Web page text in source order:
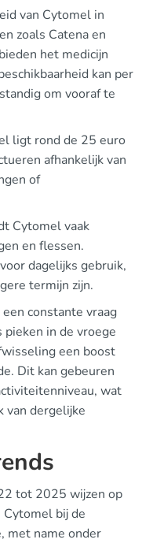
van Cytomel in
zoals Catena en
het medicijn
kan per
om vooraf te
ligt rond de 25 euro
afhankelijk van
of
Cytomel vaak
en flessen.
dagelijks gebruik,
termijn zijn.
constante vraag
pieken in de vroege
een boost
Dit kan gebeuren
wat
van dergelijke
tot 2025 wijzen op
bij de
met name onder